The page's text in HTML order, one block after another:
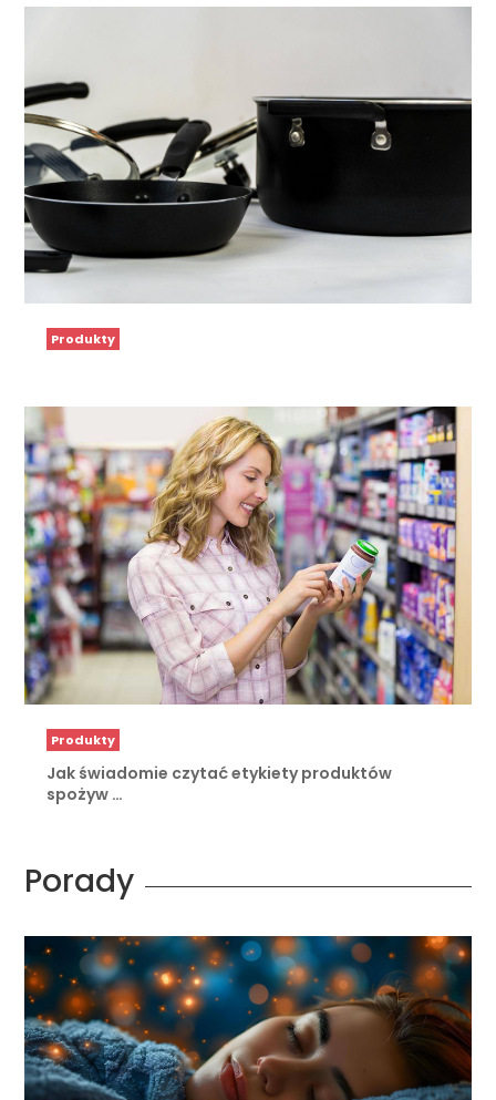
Produkty
Produkty
Jak świadomie czytać etykiety produktów
spożyw …
Porady